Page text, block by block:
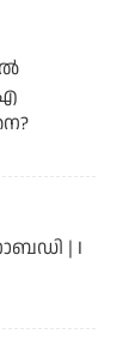
| I